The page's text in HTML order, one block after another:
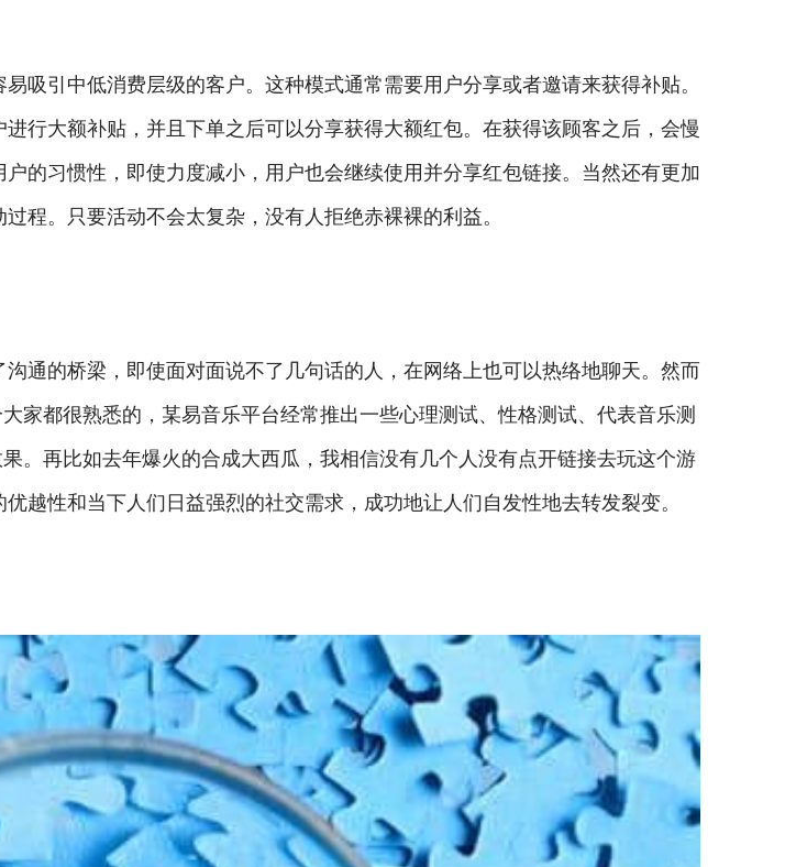
吸引中低消费层级的客户。这种模式通常需要用户分享或者邀请来获得补贴。
行大额补贴，并且下单之后可以分享获得大额红包。在获得该顾客之后，会慢
的习惯性，即使力度减小，用户也会继续使用并分享红包链接。当然还有更加
程。只要活动不会太复杂，没有人拒绝赤裸裸的利益。
通的桥梁，即使面对面说不了几句话的人，在网络上也可以热络地聊天。然而
家都很熟悉的，某易音乐平台经常推出一些心理测试、性格测试、代表音乐测
。再比如去年爆火的合成大西瓜，我相信没有几个人没有点开链接去玩这个游
越性和当下人们日益强烈的社交需求，成功地让人们自发性地去转发裂变。